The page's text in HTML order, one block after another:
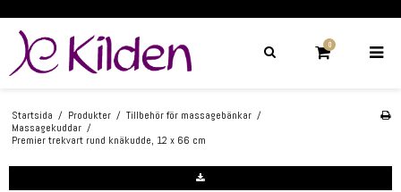
0
Startsida / Produkter / Tillbehör för massagebänkar /
Massagekuddar /
Premier trekvart rund knäkudde, 12 x 66 cm